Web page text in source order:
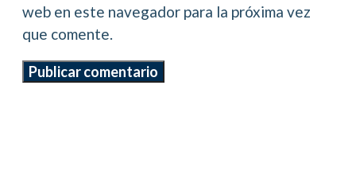
web en este navegador para la próxima vez
que comente.